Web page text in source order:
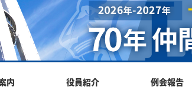
内 役員紹介 例会報告